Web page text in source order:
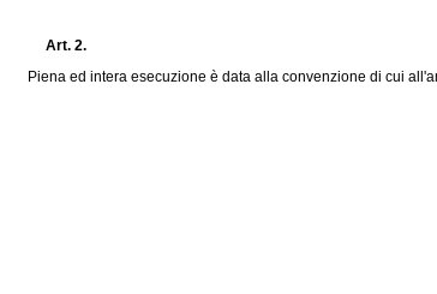
Art. 2.
Piena ed intera esecuzione è data alla convenzione di cui